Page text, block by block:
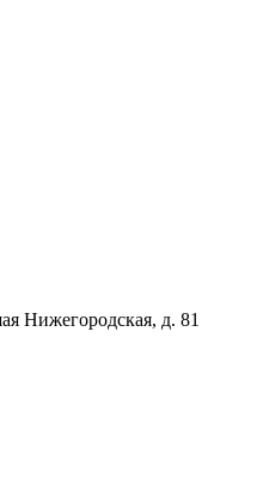
Нижегородская, д. 81